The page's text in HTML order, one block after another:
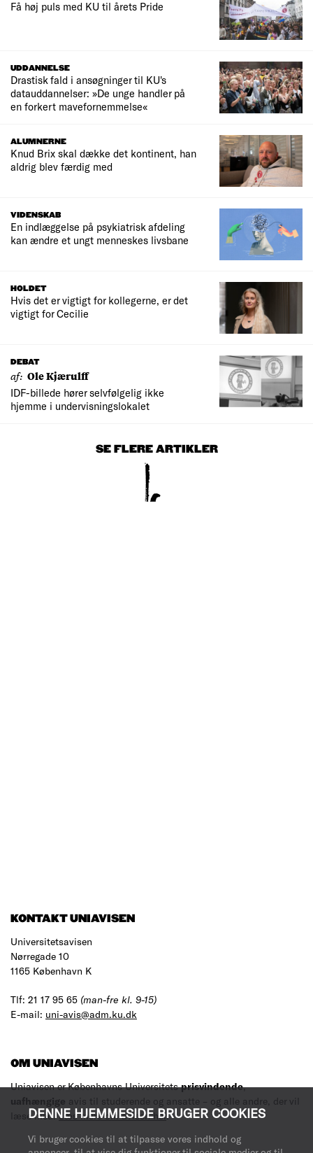
DENNE HJEMMESIDE BRUGER COOKIES
Vi bruger cookies til at tilpasse vores indhold og
Få høj puls med KU til årets Pride
UDDANNELSE
Drastisk fald i ansøgninger til KU's
datauddannelser: »De unge handler på
en forkert mavefornemmelse«
ALUMNERNE
Knud Brix skal dække det kontinent, han
aldrig blev færdig med
VIDENSKAB
En indlæggelse på psykiatrisk afdeling
kan ændre et ungt menneskes livsbane
HOLDET
Hvis det er vigtigt for kollegerne, er det
vigtigt for Cecilie
DEBAT
af: Ole Kjærulff
IDF-billede hører selvfølgelig ikke
hjemme i undervisningslokalet
SE FLERE ARTIKLER
KONTAKT UNIAVISEN
Universitetsavisen
Nørregade 10
1165 København K
Tlf: 21 17 95 65 (man-fre kl. 9-15)
E-mail: uni-avis@adm.ku.dk
OM UNIAVISEN
Uniavisen er Københavns Universitetsprisvindende,
uafhængige avis til studerende og ansatte – og alle andre, der vil
læse med.Læs mere om avisen her.